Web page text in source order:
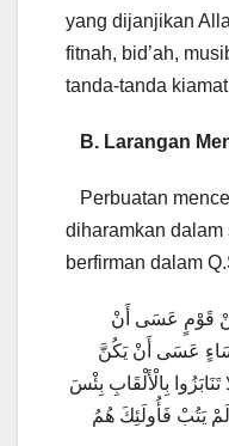
yang dijanjikan
fitnah, bid’ah,
tanda-tanda
B. Larangan
Perbuatan
diharamkan dalam
berfirman dalam
مِنْ قَوْمٍ عَسَى أَنْ
عَسَى أَنْ يَكُنَّ
بِالْأَلْقَابِ بِئْسَ
يَتُبْ فَأُولَئِكَ هُمُ